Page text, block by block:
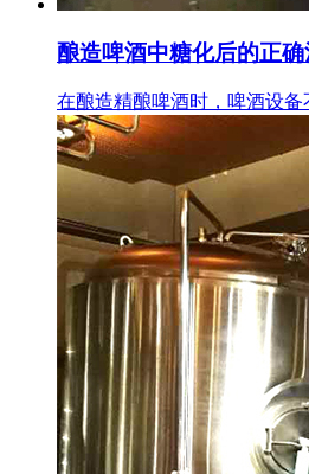
酿造啤酒中糖化后的正
在酿造精酿啤酒时，啤酒设备